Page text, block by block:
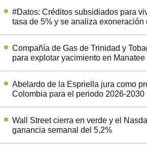
#Datos: Créditos subsidiados para
tasa de 5% y se analiza exoneración
Compañía de Gas de Trinidad y
para explotar yacimiento en Manatee
Abelardo de la Espriella jura como
Colombia para el periodo 2026-2030
Wall Street cierra en verde y el
ganancia semanal del 5,2%